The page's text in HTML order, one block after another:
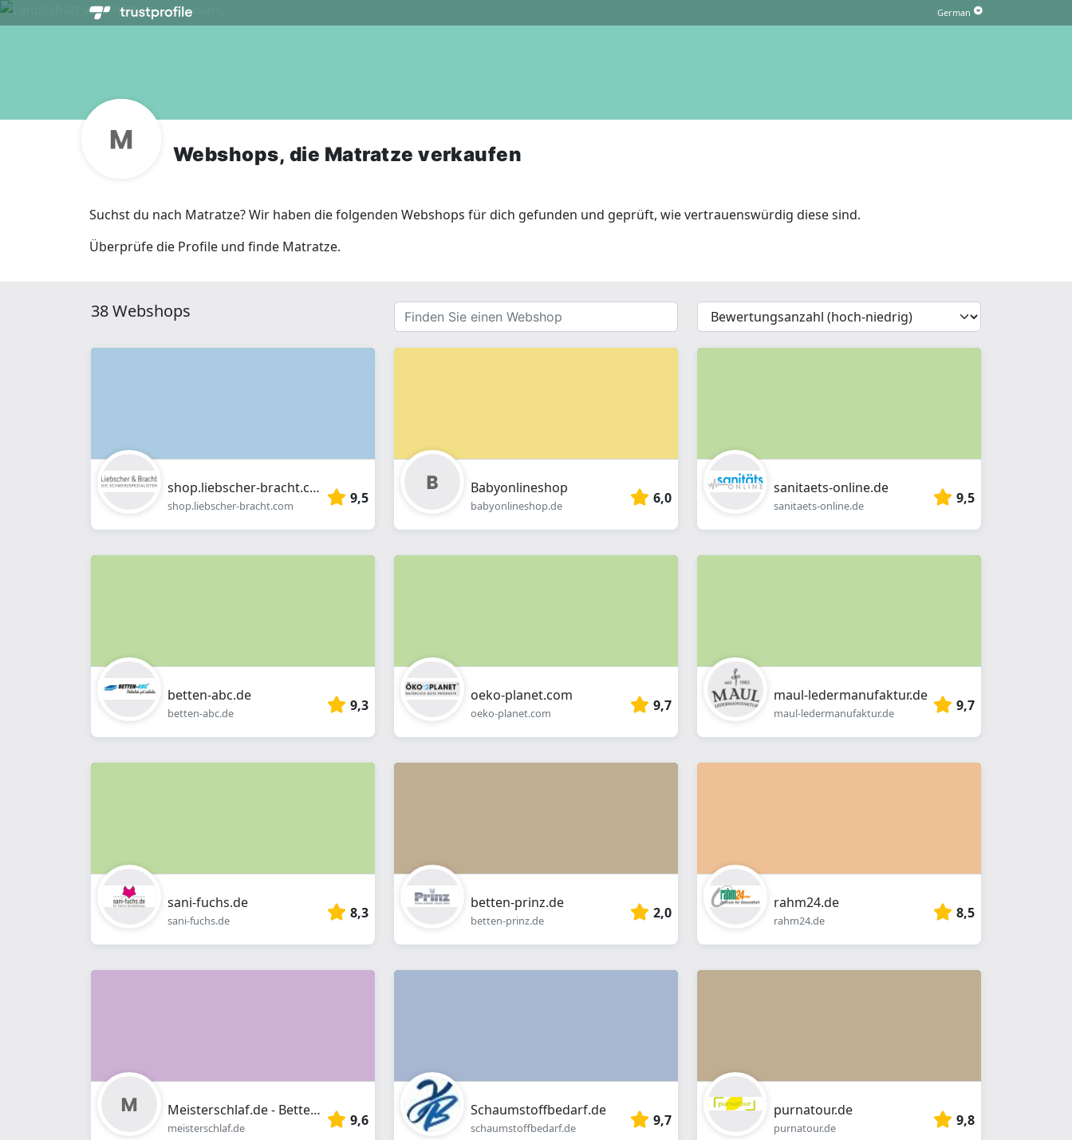
Webshops, die Matratze verkaufen
Suchst du nach Matratze? Wir haben die folgenden Webshops für dich gefunden und geprüft, wie vertrauenswürdig diese sind.
Überprüfe die Profile und finde Matratze.
38 Webshops
Finden
Sie
einen
{{
__('Sort')
}}
shop.liebscher-bracht.com
shop.liebscher-bracht.com 9,5
Babyonlineshop
babyonlineshop.de 6,0
sanitaets-online.de
sanitaets-online.de 9,5
betten-abc.de
betten-abc.de 9,3
oeko-planet.com
oeko-planet.com 9,7
maul-ledermanufaktur.de
maul-ledermanufaktur.de 9,7
sani-fuchs.de
sani-fuchs.de 8,3
betten-prinz.de
betten-prinz.de 2,0
rahm24.de
rahm24.de 8,5
Meisterschlaf.de - Betten, Boxspringbetten, Matratzen, Topper
meisterschlaf.de 9,6
Schaumstoffbedarf.de
schaumstoffbedarf.de 9,7
purnatour.de
purnatour.de 9,8